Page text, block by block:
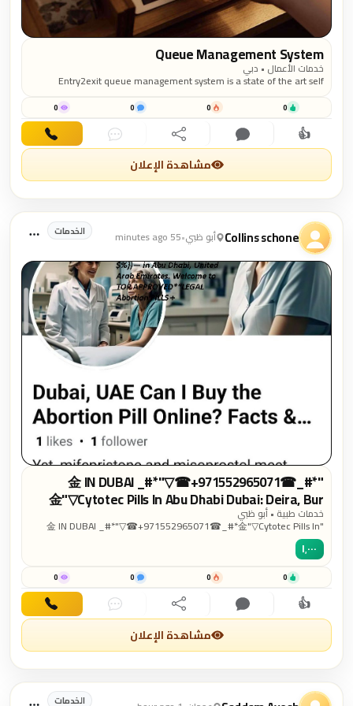
Queue Management System
خدمات الأعمال • دبي
Entry2exit queue management system is a state of the art self
counters and iOS / android based ticketing queue management can
be set up within 5 minutes in any customer centric environment.
https://www.quest-me.com/queue-management-system/
0
0
0
0
👍اهتمام تعليق مشاركة دردشة اتصال
مشاهدة الإعلان
Collins schone أبو ظبي•
55 minutes ago الخدمات
"金 IN DUBAI _#*"▽☎+971552965071☎_#*
金"▽Cytotec Pills In Abu Dhabi Dubai: Deira, Bur
Dubai, Karama, Al Qusais, Al Nahda
خدمات طبية • أبو ظبي
"金 IN DUBAI _#*"▽☎+971552965071☎_#*金"▽Cytotec Pills In
Abu Dhabi Dubai: Deira, Bur Dubai, Karama, Al Qusais, Al Nahda "金
IN DUBAI _#*"▽☎+971552965071☎_#*金"▽Cytotec Pills In Abu
Dhabi Dubai: Deira, Bur Dubai, Karama, Al Qusais, Al Nahda
WhatsApp us (24/7 Availability) Your safety, privacy, and well-being
are our top priorities. - "Safe abortion clinic in Dubai" - "Abortion pills
in Dubai" - "Legal abortion services UAE" - "Confidential pregnancy
termination Dubai" - "Best abortion doctor in Dubai." - "Early
pregnancy abortion Dubai" - "Mifepristone and Misoprostol in UAE" -
"Women’s health clinic Dubai" - "Non-surgical abortion Dubai" -
"Discreet abortion car
١٬٠٠٠
0
0
0
0
👍اهتمام تعليق مشاركة دردشة اتصال
مشاهدة الإعلان
الخدمات